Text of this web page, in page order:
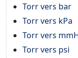
Torr vers bar
Torr vers kPa
Torr vers
Torr vers psi